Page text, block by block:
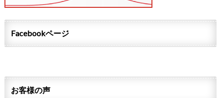
Facebookページ
お客様の声